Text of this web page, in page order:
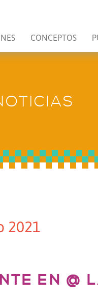
CONCEPTOS
2021
EN @